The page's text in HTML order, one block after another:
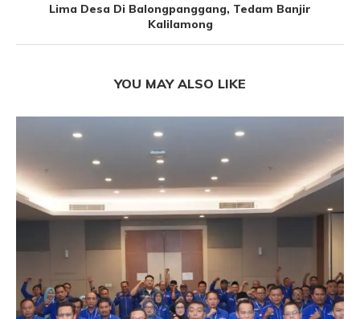
Lima Desa Di Balongpanggang, Tedam Banjir
Kalilamong
YOU MAY ALSO LIKE